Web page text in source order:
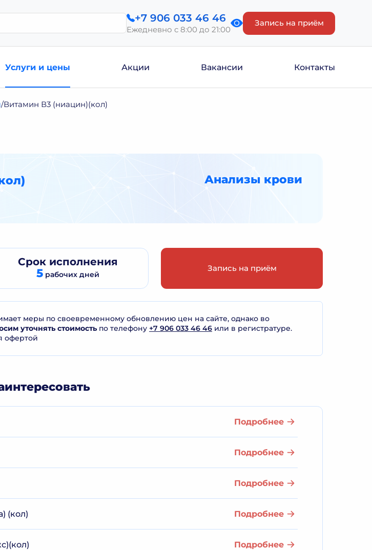
+7 906 033 46 46
Ежедневно с 8:00 до 21:00
Запись на приём
Услуги и цены Акции Вакансии Контакты
Витамин В3 (ниацин)(кол)
Анализы крови
Срокисполнения
5рабочих дней
Запись на приём
меры по своевременному обновлению цен на сайте, однако во
уточнять стоимостьпо телефону +7 906 033 46 46 или в регистратуре.
офертой
Подробнее
Подробнее
Подробнее
(кол) Подробнее
Подробнее